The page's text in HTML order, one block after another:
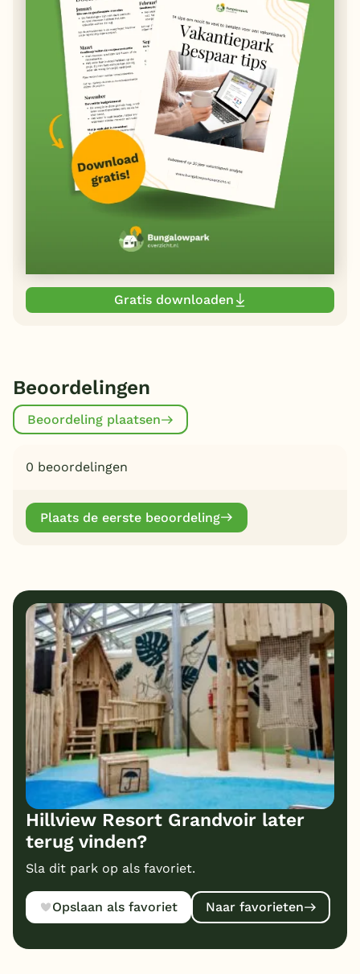
Gratis downloaden
Beoordelingen
Beoordeling plaatsen
0 beoordelingen
Plaats de eerste beoordeling
Hillview Resort Grandvoir later
terug vinden?
Sla dit park op als favoriet.
Opslaan als favoriet Naar favorieten